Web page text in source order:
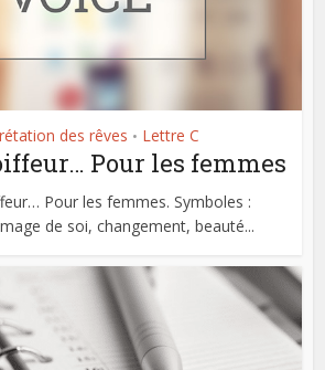
des rêves • Lettre C
Pour les femmes
Pour les femmes. Symboles :
de soi, changement, beauté...